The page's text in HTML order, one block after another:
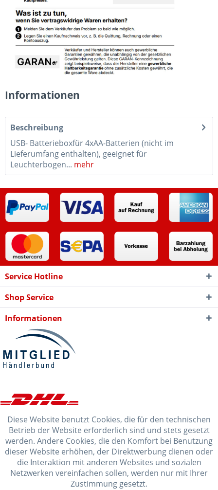
Informationen
Beschreibung
USB- Batterieboxfür 4xAA-Batterien (nicht im
Lieferumfang enthalten), geeignet für
Leuchterbogen... mehr
Service Hotline
Shop Service
Informationen
Diese Website benutzt Cookies, die für den technischen
Betrieb der Website erforderlich sind und stets gesetzt
werden. Andere Cookies, die den Komfort bei Benutzung
dieser Website erhöhen, der Direktwerbung dienen oder
die Interaktion mit anderen Websites und sozialen
Netzwerken vereinfachen sollen, werden nur mit Ihrer
Zustimmung gesetzt.